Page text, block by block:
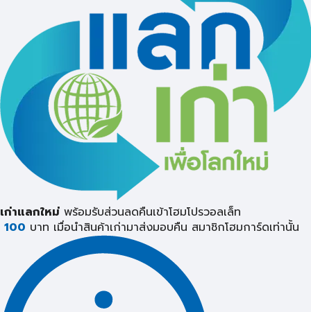
เก่าแลกใหม่ พร้อมรับส่วนลดคืนเข้าโฮมโปรวอลเล็ท
100 บาท เมื่อนำสินค้าเก่ามาส่งมอบคืน สมาชิกโฮมการ์ดเท่านั้น